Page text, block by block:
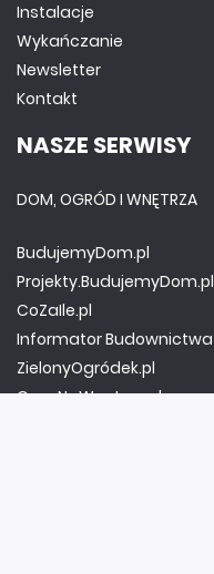
Instalacje
Wykańczanie
Newsletter
Kontakt
NASZE SERWISY
DOM, OGRÓD I WNĘTRZA
BudujemyDom.pl
Projekty.BudujemyDom.pl
CoZaIle.pl
Informator Budownictwa
ZielonyOgródek.pl
CzasNaWnetrze.pl